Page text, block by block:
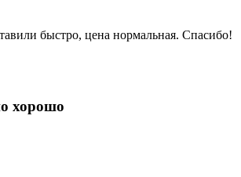
быстро, цена нормальная. Спасибо!
хорошо